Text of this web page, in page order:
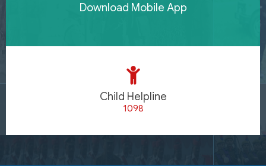
Download Mobile App
Child Helpline
1098